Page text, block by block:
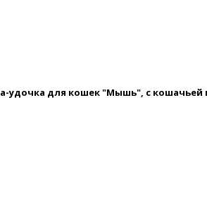
удочка для кошек "Мышь", с кошачьей